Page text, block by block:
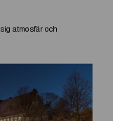
atmosfär och